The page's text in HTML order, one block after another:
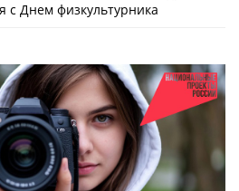
с Днем физкультурника